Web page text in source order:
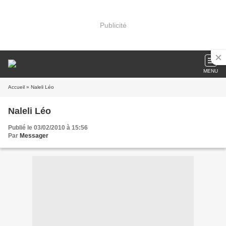
Publicité
MENU
Accueil » Naleli Léo
Naleli Léo
Publié le 03/02/2010 à 15:56
Par Messager